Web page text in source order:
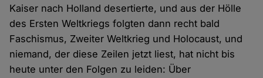
Kaiser nach Holland desertierte, und aus der Hölle
des Ersten Weltkriegs folgten dann recht bald
Faschismus, Zweiter Weltkrieg und Holocaust, und
niemand, der diese Zeilen jetzt liest, hat nicht bis
heute unter den Folgen zu leiden: Über